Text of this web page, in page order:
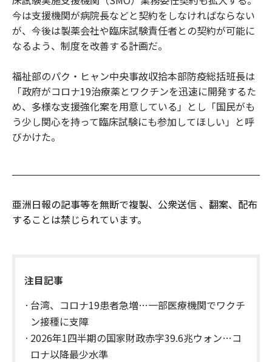
今は支援機関が病院長などと契約をしなければならない
が、今後は製薬会社や臨床試験責任者との契約が可能に
なるよう、制度を改善する計画だ。
福祉部のパク・ヒャン中央事故収拾本部防疫総括班長は
「政府がコロナ19治療薬とワクチンを迅速に開発するた
め、多様な支援強化案を用意している」とし「国民がも
う少し関心を持って臨床試験にも参加してほしい」と呼
びかけた。
亜洲日報の記事等を無断で複製、公衆送信 、翻案、配布
することは禁じられています。
注目記事
台湾、コロナ19患者急増…一部医療機関でワクチ
ン接種に支障
2026年1四半期の国家財政赤字39.6兆ウォン…コ
ロナ以降最少水準